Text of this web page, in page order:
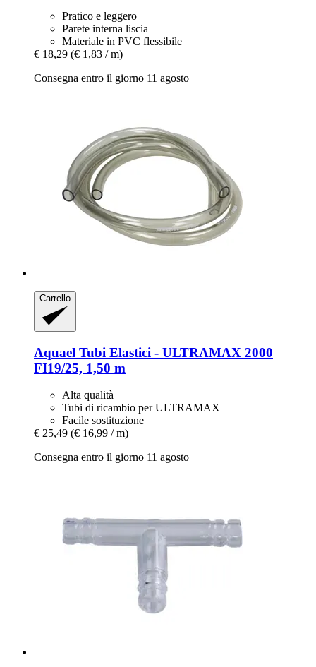
Pratico e leggero
Parete interna liscia
Materiale in PVC flessibile
€ 18,29 (€ 1,83 / m)
Consegna entro il giorno 11 agosto
Carrello
Aquael Tubi Elastici -​ ULTRAMAX 2000
FI19/25, 1,50 m
Alta qualità
Tubi di ricambio per ULTRAMAX
Facile sostituzione
€ 25,49 (€ 16,99 / m)
Consegna entro il giorno 11 agosto